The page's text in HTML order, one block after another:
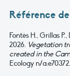
Référence
Fontès H., Grillas
2026. Vegetation
created in the
Ecology n/